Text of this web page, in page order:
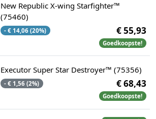
New Republic X-wing Starfighter™
(75460)
- € 14,06 (20%) € 55,93
Goedkoopste!
Executor Super Star Destroyer™ (75356)
- € 1,56 (2%) € 68,43
Goedkoopste!